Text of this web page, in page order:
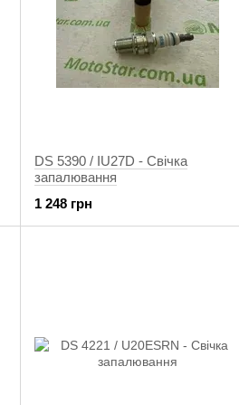
DS 5390 / IU27D - Свічка
запалювання
1 248 грн